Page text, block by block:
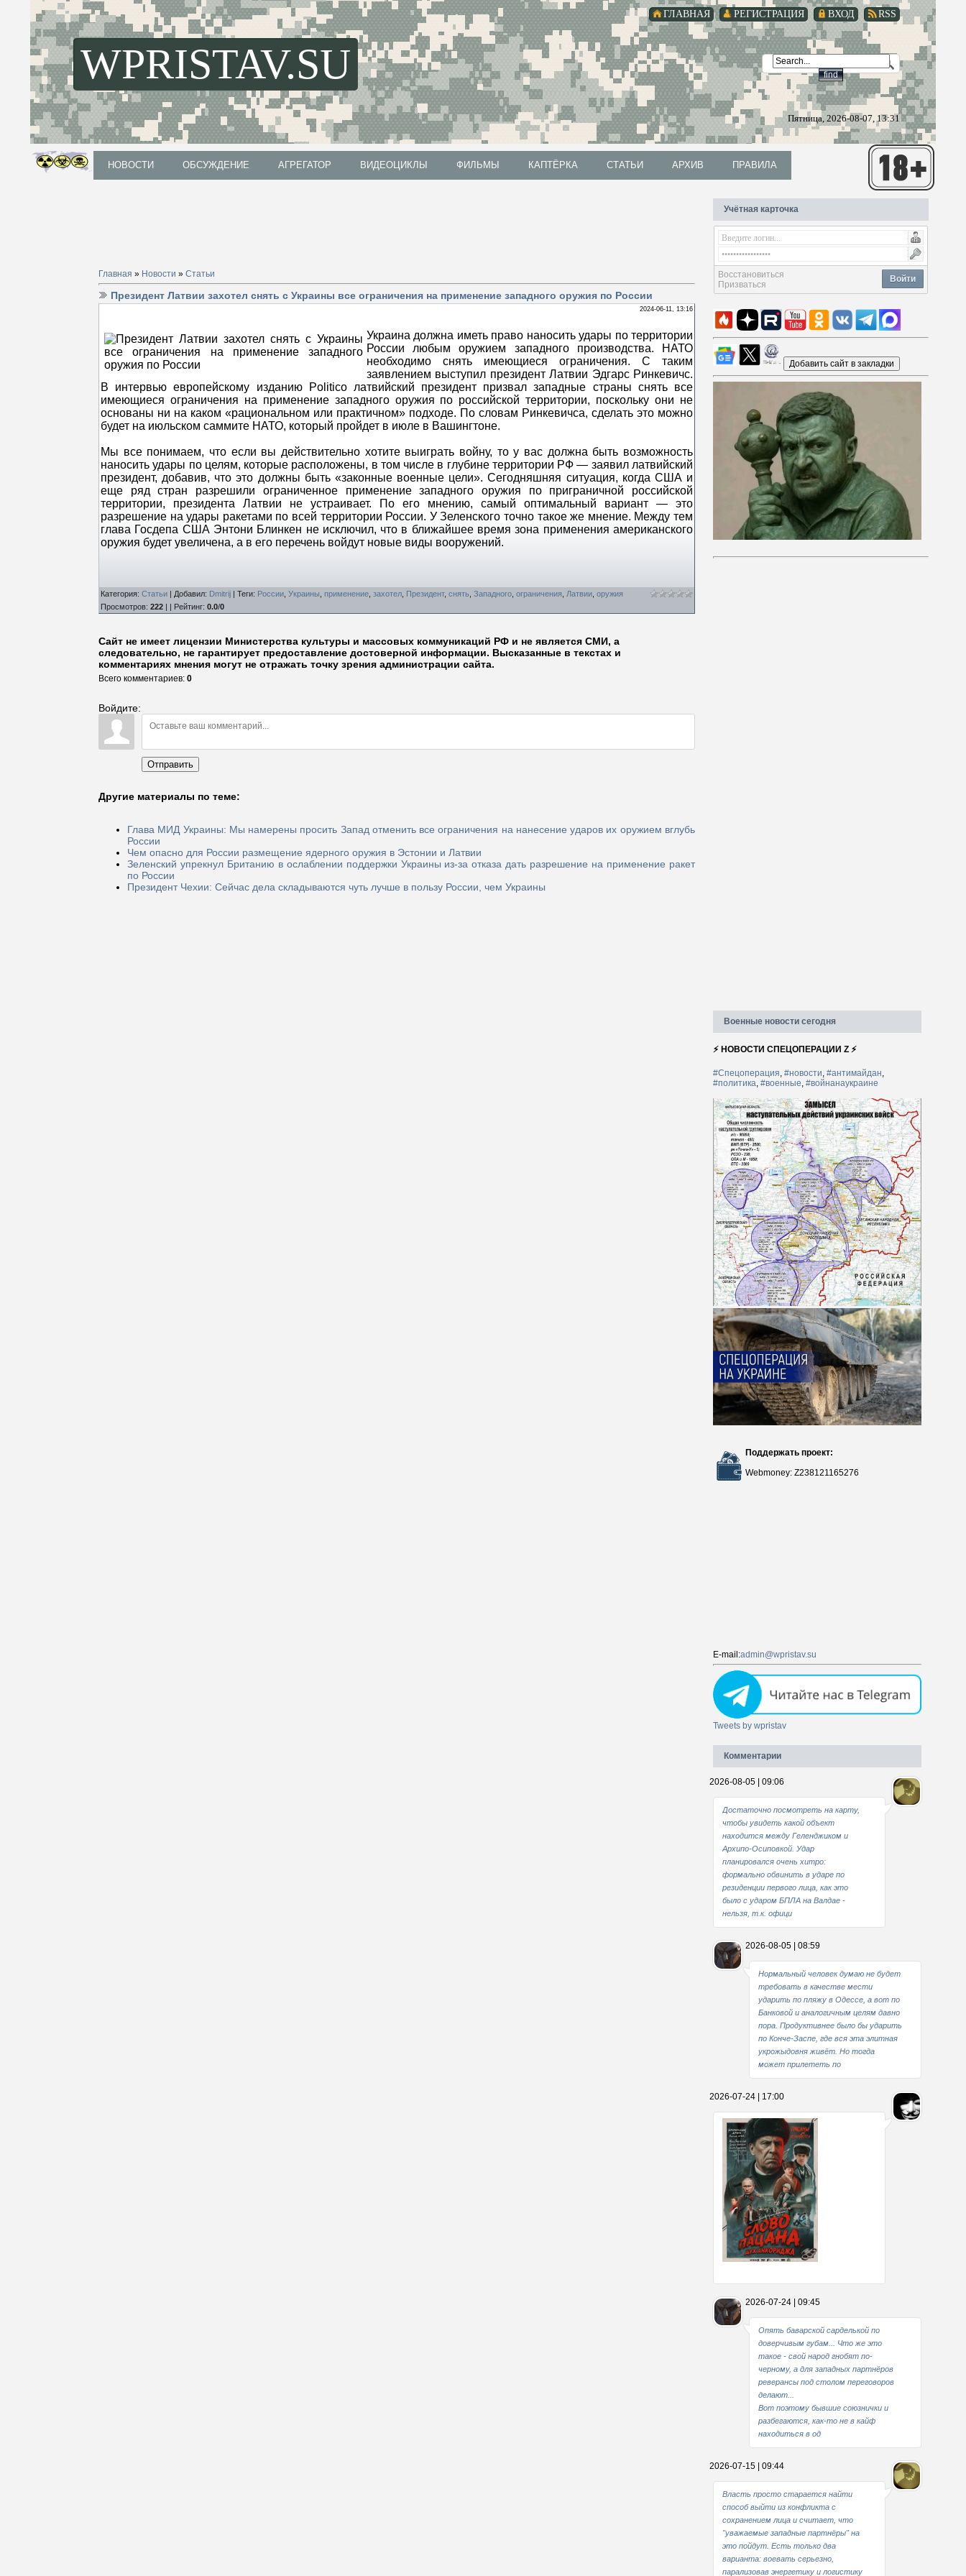
RSS
ВХОД
РЕГИСТРАЦИЯ
ГЛАВНАЯ
WPRISTAV.SU
Пятница, 2026-08-07, 13:31
НОВОСТИ ОБСУЖДЕНИЕ АГРЕГАТОР ВИДЕОЦИКЛЫ ФИЛЬМЫ КАПТЁРКА СТАТЬИ АРХИВ ПРАВИЛА
Главная » Новости » Статьи
Президент Латвии захотел снять с Украины все ограничения на применение западного оружия по России
2024-06-11, 13:16
Украина должна иметь право наносить удары по территории
России любым оружием западного производства. НАТО
необходимо снять имеющиеся ограничения. С таким
заявлением выступил президент Латвии Эдгарс Ринкевичс.
В интервью европейскому изданию Politico латвийский президент призвал западные страны снять все
имеющиеся ограничения на применение западного оружия по российской территории, поскольку они не
основаны ни на каком «рациональном или практичном» подходе. По словам Ринкевичса, сделать это можно
будет на июльском саммите НАТО, который пройдет в июле в Вашингтоне.
Мы все понимаем, что если вы действительно хотите выиграть войну, то у вас должна быть возможность
наносить удары по целям, которые расположены, в том числе в глубине территории РФ — заявил латвийский
президент, добавив, что это должны быть «законные военные цели». Сегодняшняя ситуация, когда США и
еще ряд стран разрешили ограниченное применение западного оружия по приграничной российской
территории, президента Латвии не устраивает. По его мнению, самый оптимальный вариант — это
разрешение на удары ракетами по всей территории России. У Зеленского точно такое же мнение. Между тем
глава Госдепа США Энтони Блинкен не исключил, что в ближайшее время зона применения американского
оружия будет увеличена, а в его перечень войдут новые виды вооружений.
Категория: Статьи | Добавил: Dmitrij | Теги: России Украины применение захотел Президент, снять Западного ограничения Латвии оружия
Просмотров: 222 | | Рейтинг: 0.0/0
Сайт не имеет лицензии Министерства культуры и массовых коммуникаций РФ и не является СМИ, а
следовательно, не гарантирует предоставление достоверной информации. Высказанные в текстах и
комментариях мнения могут не отражать точку зрения администрации сайта.
Всего комментариев: 0
Войдите:
Отправить
Другие материалы по теме:
Глава МИД Украины: Мы намерены просить Запад отменить все ограничения на нанесение ударов их оружием вглубь
России
Чем опасно для России размещение ядерного оружия в Эстонии и Латвии
Зеленский упрекнул Британию в ослаблении поддержки Украины из-за отказа дать разрешение на применение ракет
по России
Президент Чехии: Сейчас дела складываются чуть лучше в пользу России, чем Украины
Учётная карточка
Войти
Восстановиться
Призваться
Военные новости сегодня
⚡ НОВОСТИ СПЕЦОПЕРАЦИИ Z ⚡
#Спецоперация, #новости, #антимайдан,
#политика, #военные, #войнанаукраине
Поддержать проект:
Webmoney: Z238121165276
E-mail:admin@wpristav.su
Tweets by wpristav
Комментарии
2026-08-05 | 09:06
Достаточно посмотреть на карту,
чтобы увидеть какой объект
находится между Геленджиком и
Архипо-Осиповкой. Удар
планировался очень хитро:
формально обвинить в ударе по
резиденции первого лица, как это
было с ударом БПЛА на Валдае -
нельзя, т.к. офици
2026-08-05 | 08:59
Нормальный человек думаю не будет
требовать в качестве мести
ударить по пляжу в Одессе, а вот по
Банковой и аналогичным целям давно
пора. Продуктивнее было бы ударить
по Конче-Заспе, где вся эта элитная
укрожыдовня живёт. Но тогда
может прилететь по
2026-07-24 | 17:00
В свое время
2026-07-24 | 09:45
Опять баварской сарделькой по
доверчивым губам... Что же это
такое - свой народ гнобят по-
черному, а для западных партнёров
реверансы под столом переговоров
делают...
Вот поэтому бывшие союзнички и
разбегаются, как-то не в кайф
находиться в од
2026-07-15 | 09:44
Власть просто старается найти
способ выйти из конфликта с
сохранением лица и считает, что
"уважаемые западные партнёры" на
это пойдут. Есть только два
варианта: воевать серьезно,
парализовав энергетику и логистику